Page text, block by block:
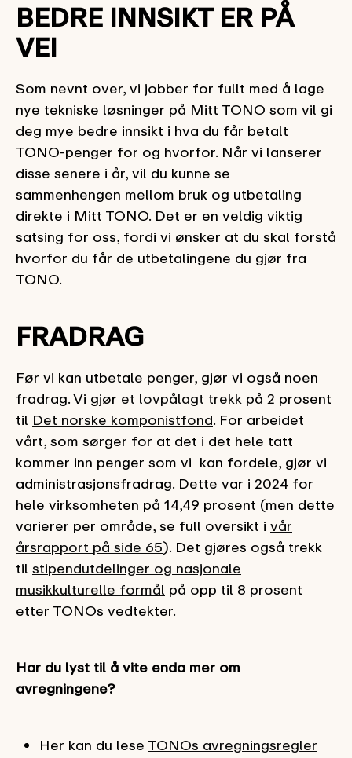
BEDRE INNSIKT ER PÅ
VEI
Som nevnt over, vi jobber for fullt med å lage
nye tekniske løsninger på Mitt TONO som vil gi
deg mye bedre innsikt i hva du får betalt
TONO-penger for og hvorfor. Når vi lanserer
disse senere i år, vil du kunne se
sammenhengen mellom bruk og utbetaling
direkte i Mitt TONO. Det er en veldig viktig
satsing for oss, fordi vi ønsker at du skal forstå
hvorfor du får de utbetalingene du gjør fra
TONO.
FRADRAG
Før vi kan utbetale penger, gjør vi også noen
fradrag. Vi gjør et lovpålagt trekk på 2 prosent
til Det norske komponistfond. For arbeidet
vårt, som sørger for at det i det hele tatt
kommer inn penger som vi kan fordele, gjør vi
administrasjonsfradrag. Dette var i 2024 for
hele virksomheten på 14,49 prosent (men dette
varierer per område, se full oversikt i vår
årsrapport på side 65). Det gjøres også trekk
til stipendutdelinger og nasjonale
musikkulturelle formål på opp til 8 prosent
etter TONOs vedtekter.
Har du lyst til å vite enda mer om
avregningene?
Her kan du lese TONOs avregningsregler